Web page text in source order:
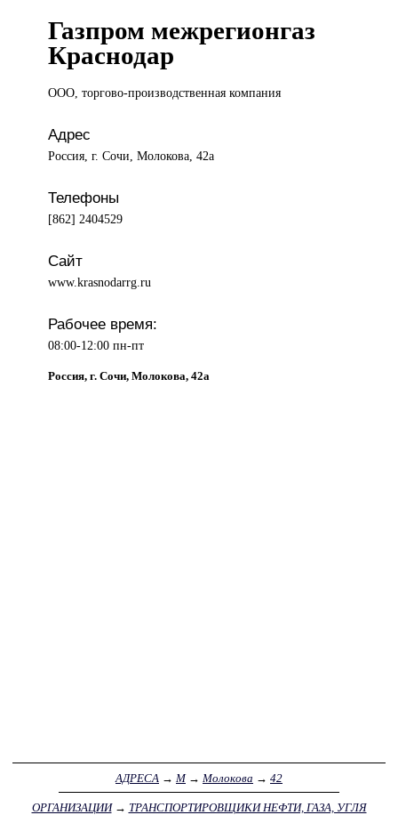
Газпром межрегионгаз
Краснодар
ООО, торгово-производственнаякомпания
Адрес
Россия, г. Сочи, Молокова, 42а
Телефоны
[862] 2404529
Сайт
www.krasnodarrg.ru
Рабочее время:
08:00-12:00 пн-пт
Россия, г. Сочи, Молокова, 42а
АДРЕСА → М→ Молокова → 42
ОРГАНИЗАЦИИ→ ТРАНСПОРТИРОВЩИКИ НЕФТИ, ГАЗА, УГЛЯ